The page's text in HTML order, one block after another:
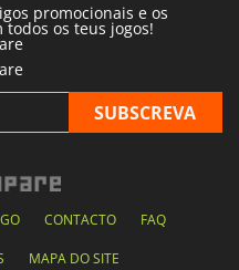
promocionais e os
todos os teus jogos!
CONTACTO FAQ
MAPA DO SITE